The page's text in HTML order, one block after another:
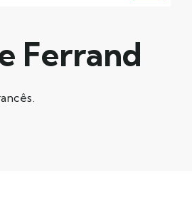
Ferrand